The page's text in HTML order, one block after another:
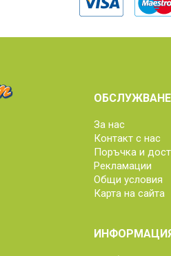
За нас
Контакт с нас
Поръчка и
Рекламации
Общи условия
Карта на сайта